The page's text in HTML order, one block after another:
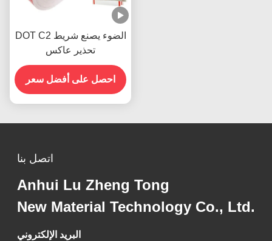
DOT C2 الضوء يصنع شريط
تحذير عاكس
احصل على أفضل سعر
اتصل بنا
Anhui Lu Zheng Tong
New Material Technology Co., Ltd.
البريد الإلكتروني